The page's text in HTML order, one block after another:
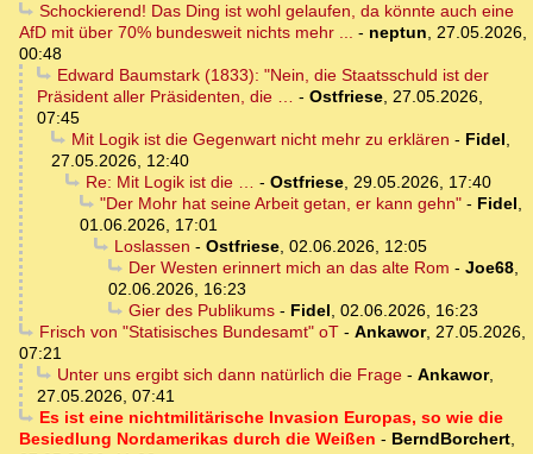
Schockierend! Das Ding ist wohl gelaufen, da könnte auch eine
AfD mit über 70% bundesweit nichts mehr ... - neptun, 27.05.2026,
00:48
Edward Baumstark (1833): "Nein, die Staatsschuld ist der
Präsident aller Präsidenten, die … - Ostfriese, 27.05.2026,
07:45
Mit Logik ist die Gegenwart nicht mehr zu erklären - Fidel,
27.05.2026, 12:40
Re: Mit Logik ist die … - Ostfriese, 29.05.2026, 17:40
"Der Mohr hat seine Arbeit getan, er kann gehn"- Fidel,
01.06.2026, 17:01
Loslassen - Ostfriese, 02.06.2026, 12:05
Der Westen erinnert mich an das alte Rom - Joe68,
02.06.2026, 16:23
Gier des Publikums- Fidel, 02.06.2026, 16:23
Frisch von "Statisisches Bundesamt" oT- Ankawor, 27.05.2026,
07:21
Unter uns ergibt sich dann natürlich die Frage- Ankawor,
27.05.2026, 07:41
Es ist eine nichtmilitärische Invasion Europas, so wie die
Besiedlung Nordamerikas durch die Weißen - BerndBorchert,